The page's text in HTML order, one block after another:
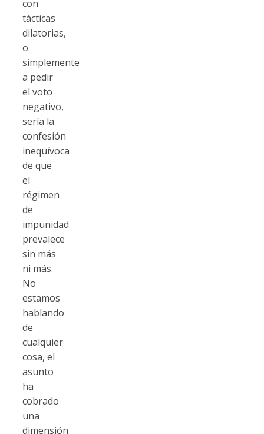
con
tácticas
dilatorias,
o
simplemente
a pedir
el voto
negativo,
sería la
confesión
inequívoca
de que
el
régimen
de
impunidad
prevalece
sin más
ni más.
No
estamos
hablando
de
cualquier
cosa, el
asunto
ha
cobrado
una
dimensión